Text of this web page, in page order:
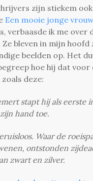
zijn stiekem
Een mooie jonge
verbaasde ik me over
Ze bleven in mijn
beelden op. Het
hoe hij dat voor
zoals deze:
stapt hij als eerste
hand toe.
Waar de
ontstonden
zwart en zilver.